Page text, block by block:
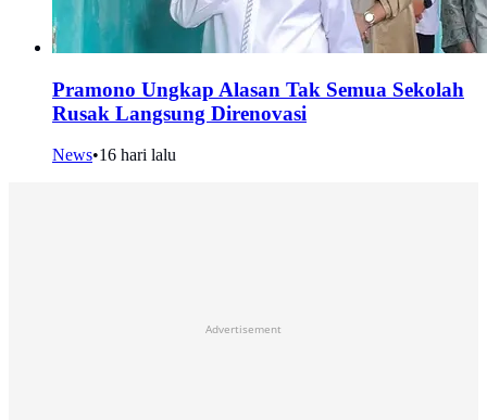
Pramono Ungkap Alasan Tak Semua Sekolah
Rusak Langsung Direnovasi
News•16 hari lalu
Advertisement